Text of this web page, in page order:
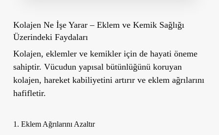
Kolajen Ne İşe Yarar – Eklem ve Kemik Sağlığı
Üzerindeki Faydaları
Kolajen, eklemler ve kemikler için de hayati öneme
sahiptir. Vücudun yapısal bütünlüğünü koruyan
kolajen, hareket kabiliyetini artırır ve eklem ağrılarını
hafifletir.
1. Eklem Ağrılarını Azaltır